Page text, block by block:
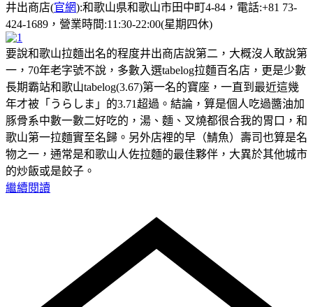
井出商店(官網):和歌山県和歌山市田中町4-84，電話:+81 73-
424-1689，營業時間:11:30-22:00(星期四休)
要說和歌山拉麵出名的程度井出商店說第二，大概沒人敢說第
一，70年老字號不說，多數入選tabelog拉麵百名店，更是少數
長期霸站和歌山tabelog(3.67)第一名的寶座，一直到最近這幾
年才被「うらしま」的3.71超過。結論，算是個人吃過醬油加
豚骨系中數一數二好吃的，湯、麵、叉燒都很合我的胃口，和
歌山第一拉麵實至名歸。另外店裡的早（鯖魚）壽司也算是名
物之一，通常是和歌山人佐拉麵的最佳夥伴，大異於其他城市
的炒飯或是餃子。
繼續閱讀